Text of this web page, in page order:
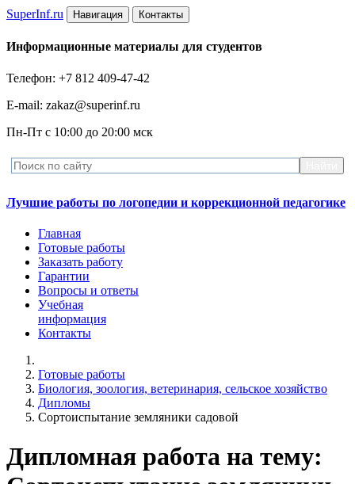
SuperInf.ru Навигация Контакты
Информационные материалы для студентов
Телефон: +7 812 409-47-42
E-mail: zakaz@superinf.ru
Пн-Пт с 10:00 до 20:00 мск
Лучшие работы по логопедии и коррекционной педагогике
Главная
Готовые работы
Заказать работу
Гарантии
Вопросы и ответы
Учебная
информация
Контакты
Готовые работы
Биология, зоология, ветеринария, сельское хозяйство
Дипломы
Сортоиспытание земляники садовой
Дипломная работа на тему: